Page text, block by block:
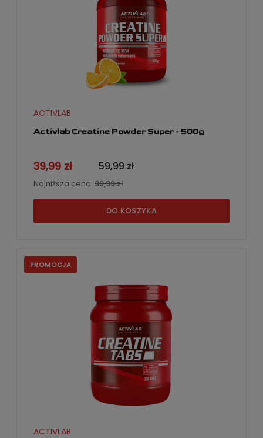
Activlab Creatine Powder Super - 500g
ACTIVLAB
39,99 zł 59,99 zł
Najniższa cena: 39,99 zł
DO KOSZYKA
ACTIVLAB
PROMOCJA